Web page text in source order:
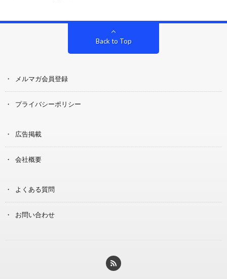
Back to Top
メルマガ会員登録
プライバシーポリシー
広告掲載
会社概要
よくある質問
お問い合わせ